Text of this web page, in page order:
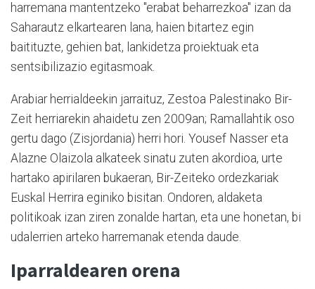
harremana mantentzeko "erabat beharrezkoa" izan da
Saharautz elkartearen lana, haien bitartez egin
baitituzte, gehien bat, lankidetza proiektuak eta
sentsibilizazio egitasmoak.
Arabiar herrialdeekin jarraituz, Zestoa Palestinako Bir-
Zeit herriarekin ahaidetu zen 2009an; Ramallahtik oso
gertu dago (Zisjordania) herri hori. Yousef Nasser eta
Alazne Olaizola alkateek sinatu zuten akordioa, urte
hartako apirilaren bukaeran, Bir-Zeiteko ordezkariak
Euskal Herrira eginiko bisitan. Ondoren, aldaketa
politikoak izan ziren zonalde hartan, eta une honetan, bi
udalerrien arteko harremanak etenda daude.
Iparraldearen orena